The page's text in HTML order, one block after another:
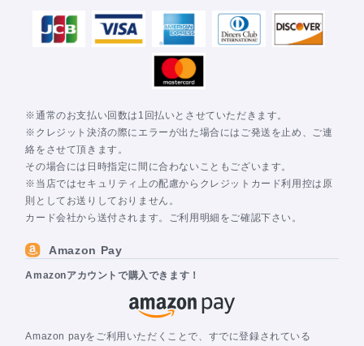
※通常のお支払い回数は1回払いとさせていただきます。
※クレジット決済の際にエラーが出た場合にはご発送を止め、ご連
絡をさせて頂きます。
その場合には日時指定に間に合わないこともございます。
※当店ではセキュリティ上の配慮からクレジットカード利用控は原
則としてお送りしておりません。
カード会社から送付されます。ご利用明細をご確認下さい。
Amazon Pay
Amazonアカウントで購入できます！
Amazon payをご利用いただくことで、すでに登録されている